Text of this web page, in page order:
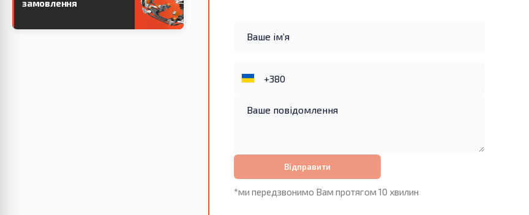
замовлення
Відправити
*ми передзвонимо Вам протягом 10 хвилин